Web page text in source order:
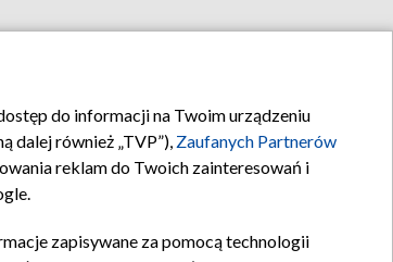
do informacji na Twoim urządzeniu
dalej również „TVP”), Zaufanych Partnerów
reklam do Twoich zainteresowań i
zapisywane za pomocą technologii